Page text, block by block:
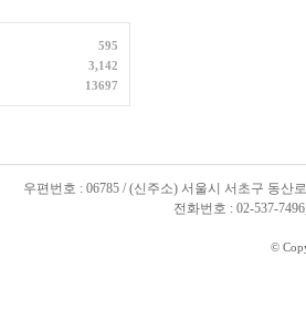
595
3,142
13697
우편번호 : 06785 / (신주소) 서울시 서초구 동산
전화번호 : 02-537-
©